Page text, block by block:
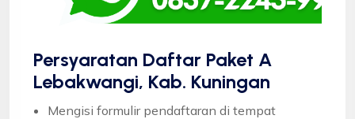
Persyaratan Daftar Paket A
Lebakwangi, Kab. Kuningan
Mengisi formulir pendaftaran di tempat